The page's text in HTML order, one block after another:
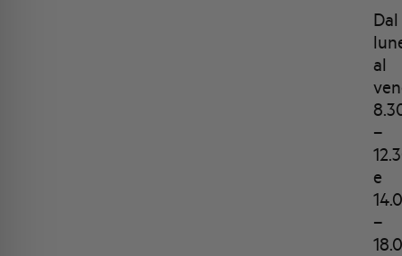
Dal
al
–
e
–